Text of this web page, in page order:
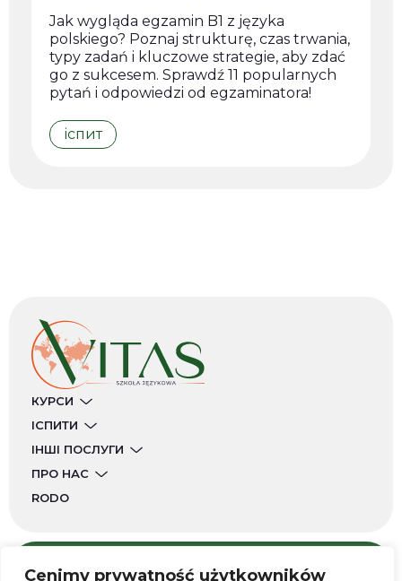
Cenimy prywatność użytkowników
Jak wygląda egzamin B1 z języka
polskiego? Poznaj strukturę, czas trwania,
typy zadań i kluczowe strategie, aby zdać
go z sukcesem. Sprawdź 11 popularnych
pytań i odpowiedzi od egzaminatora!
іспит
КУРСИ
ІСПИТИ
ІНШІ ПОСЛУГИ
ПРО НАС
RODO